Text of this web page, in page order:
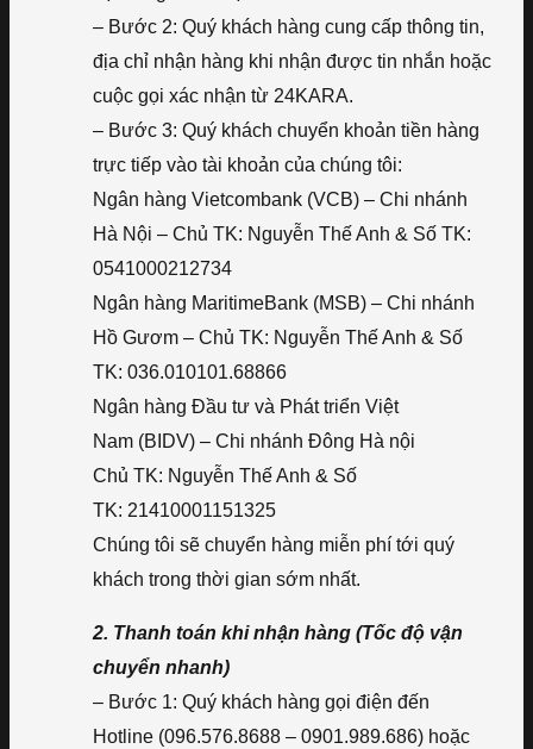
– Bước 2: Quý khách hàng cung cấp thông tin,
địa chỉ nhận hàng khi nhận được tin nhắn hoặc
cuộc gọi xác nhận từ 24KARA.
– Bước 3: Quý khách chuyển khoản tiền hàng
trực tiếp vào tài khoản của chúng tôi:
Ngân hàng Vietcombank (VCB) – Chi nhánh
Hà Nội – Chủ TK: Nguyễn Thế Anh & Số TK:
0541000212734
Ngân hàng MaritimeBank (MSB) – Chi nhánh
Hồ Gươm – Chủ TK: Nguyễn Thế Anh & Số
TK: 036.010101.68866
Ngân hàng Đầu tư và Phát triển Việt
Nam (BIDV) – Chi nhánh Đông Hà nội
Chủ TK: Nguyễn Thế Anh & Số
TK: 21410001151325
Chúng tôi sẽ chuyển hàng miễn phí tới quý
khách trong thời gian sớm nhất.
2. Thanh toán khi nhận hàng (Tốc độ vận
chuyển nhanh)
– Bước 1: Quý khách hàng gọi điện đến
Hotline (096.576.8688 – 0901.989.686) hoặc